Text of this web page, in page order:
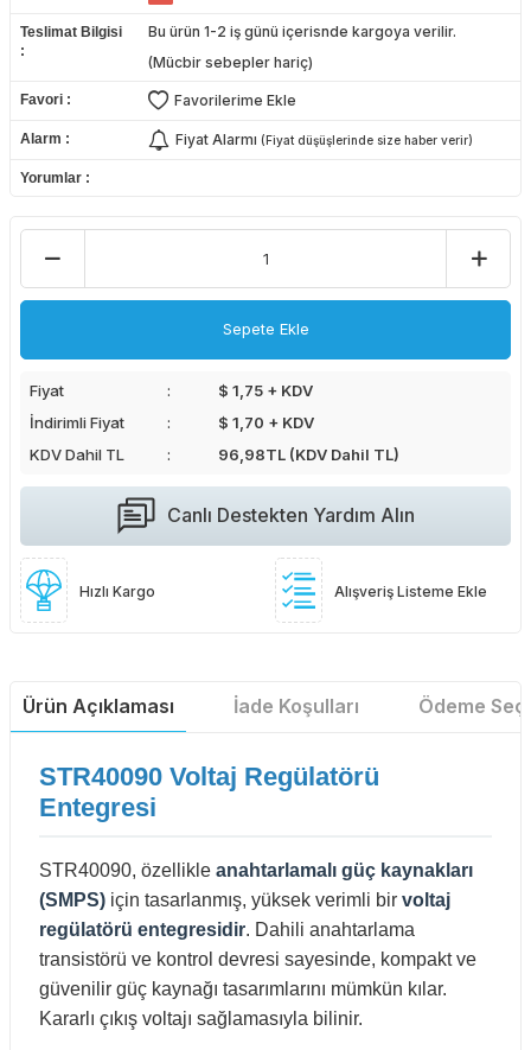
Teslimat Bilgisi
Bu ürün 1-2 iş günü içerisnde kargoya verilir.
(Mücbir sebepler hariç)
Favori Favorilerime Ekle
Alarm Fiyat Alarmı (Fiyat düşüşlerinde size haber verir)
Yorumlar
Sepete Ekle
Fiyat
$ 1,75 + KDV
İndirimli Fiyat
$ 1,70 + KDV
KDV Dahil TL
96,98TL (KDV Dahil TL)
Canlı Destekten Yardım Alın
Hızlı Kargo Alışveriş Listeme Ekle
Ürün Açıklaması İade Koşulları Ödeme
STR40090 Voltaj Regülatörü
Entegresi
STR40090, özellikle anahtarlamalı güç kaynakları
(SMPS) için tasarlanmış, yüksek verimli bir voltaj
regülatörü entegresidir. Dahili anahtarlama
transistörü ve kontrol devresi sayesinde, kompakt ve
güvenilir güç kaynağı tasarımlarını mümkün kılar.
Kararlı çıkış voltajı sağlamasıyla bilinir.